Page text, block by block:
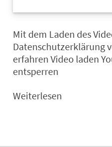
Mit dem Laden des
Datenschutzerklärung
erfahren Video laden
entsperren
Weiterlesen